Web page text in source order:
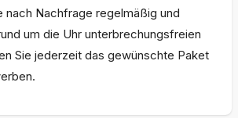
nach Nachfrage regelmäßig und
um die Uhr unterbrechungsfreien
Sie jederzeit das gewünschte Paket